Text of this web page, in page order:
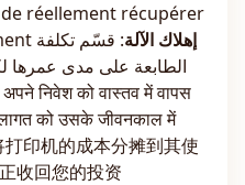
réellement récupérer
إهلاك الآلة: قسّم تكلفة
الطابعة على مدى عمرها
निवेश को वास्तव में वापस
को उसके जीवनकाल में
打印机的成本分摊到其使
收回您的投资